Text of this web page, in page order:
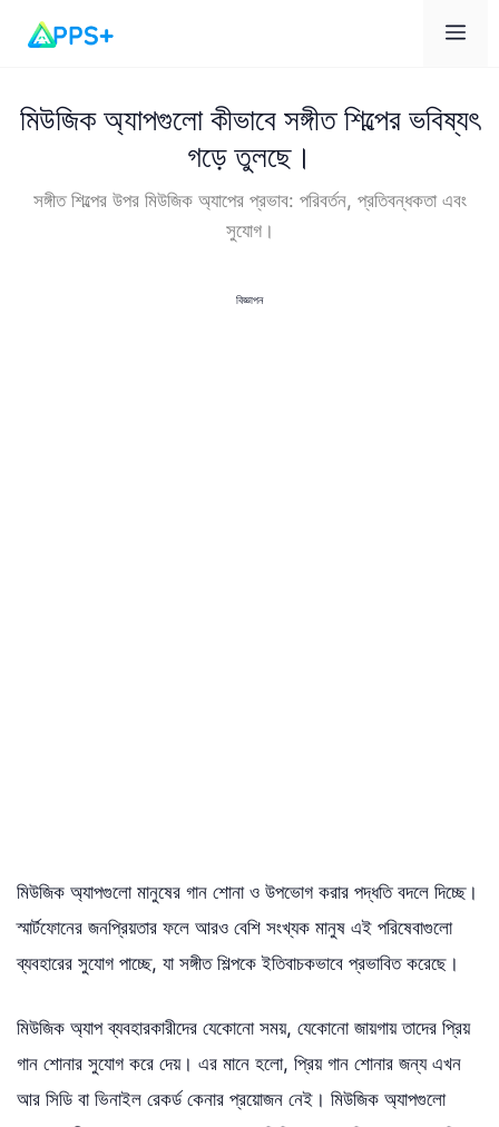
মেনু
মিউজিক অ্যাপগুলো কীভাবে সঙ্গীত শিল্পের ভবিষ্যৎ
গড়ে তুলছে।
সঙ্গীত শিল্পের উপর মিউজিক অ্যাপের প্রভাব: পরিবর্তন, প্রতিবন্ধকতা এবং
সুযোগ।
বিজ্ঞাপন
মিউজিক অ্যাপগুলো মানুষের গান শোনা ও উপভোগ করার পদ্ধতি বদলে দিচ্ছে।
স্মার্টফোনের জনপ্রিয়তার ফলে আরও বেশি সংখ্যক মানুষ এই পরিষেবাগুলো
ব্যবহারের সুযোগ পাচ্ছে, যা সঙ্গীত শিল্পকে ইতিবাচকভাবে প্রভাবিত করেছে।
মিউজিক অ্যাপ ব্যবহারকারীদের যেকোনো সময়, যেকোনো জায়গায় তাদের প্রিয়
গান শোনার সুযোগ করে দেয়। এর মানে হলো, প্রিয় গান শোনার জন্য এখন
আর সিডি বা ভিনাইল রেকর্ড কেনার প্রয়োজন নেই। মিউজিক অ্যাপগুলো